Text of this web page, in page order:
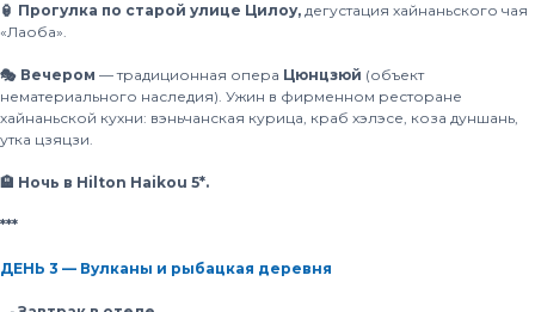
🏮 Прогулка по старой улице Цилоу, дегустация хайнаньского чая
«Лаоба».
🎭 Вечером — традиционная опера Цюнцзюй (объект
нематериального наследия). Ужин в фирменном ресторане
хайнаньской кухни: вэньчанская курица, краб хэлэсе, коза дуншань,
утка цзяцзи.
🏨 Ночь в Hilton Haikou 5*.
***
ДЕНЬ 3 — Вулканы и рыбацкая деревня